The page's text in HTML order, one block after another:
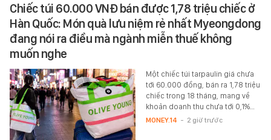
Chiếc túi 60.000 VNĐ bán được 1,78 triệu chiếc ở
Hàn Quốc: Món quà lưu niệm rẻ nhất Myeongdong
đang nói ra điều mà ngành miễn thuế không
muốn nghe
Một chiếc túi tarpaulin giá chưa
tới 60.000 đồng, bán ra 1,78 triệu
chiếc trong 18 tháng, mang về
khoản doanh thu chưa tới 0,1%…
MONEY.14 - 2 giờ trước